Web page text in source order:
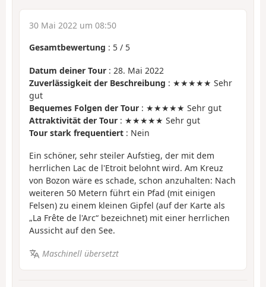
30 Mai 2022 um 08:50
Gesamtbewertung : 5 / 5
Datum deiner Tour : 28. Mai 2022
Zuverlässigkeit der Beschreibung : ★★★★★ Sehr
gut
Bequemes Folgen der Tour : ★★★★★ Sehr gut
Attraktivität der Tour : ★★★★★ Sehr gut
Tour stark frequentiert : Nein
Ein schöner, sehr steiler Aufstieg, der mit dem
herrlichen Lac de l'Etroit belohnt wird. Am Kreuz
von Bozon wäre es schade, schon anzuhalten: Nach
weiteren 50 Metern führt ein Pfad (mit einigen
Felsen) zu einem kleinen Gipfel (auf der Karte als
„La Frête de l'Arc“ bezeichnet) mit einer herrlichen
Aussicht auf den See.
Maschinell übersetzt